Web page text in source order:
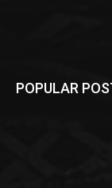
POPULAR